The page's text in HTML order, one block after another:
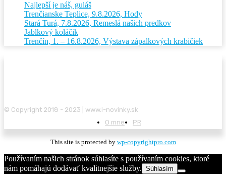
Najlepší je náš, guláš
Trenčianske Teplice, 9.8.2026, Hody
Stará Turá, 7.8.2026, Remeslá našich predkov
Jablkový koláčik
Trenčín, 1. – 16.8.2026, Výstava zápalkových krabičiek
© Copyright 2018 - 2023 | www.i-novinky.sk
O mne
PR
This site is protected by wp-copyrightpro.com
Používaním našich stránok súhlasíte s používaním cookies, ktoré
nám pomáhajú dodávať kvalitnejšie služby. Súhlasím